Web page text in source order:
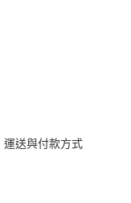
運送與付款方式